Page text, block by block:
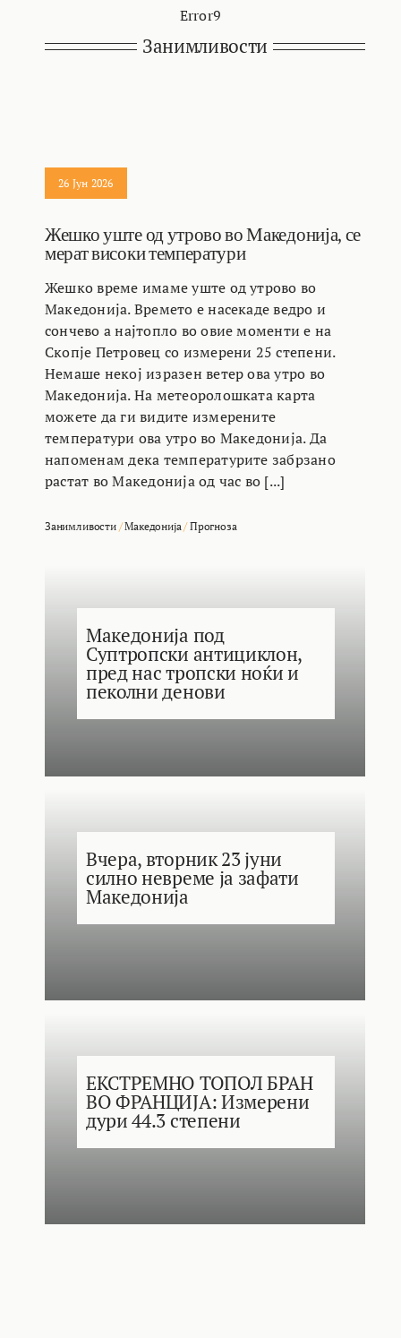
Error9
Занимливости
26 Јун 2026
Жешко уште од утрово во Македонија, се
мерат високи температури
Жешко време имаме уште од утрово во
Македонија. Времето е насекаде ведро и
сончево а најтопло во овие моменти е на
Скопје Петровец со измерени 25 степени.
Немаше некој изразен ветер ова утро во
Македонија. На метеоролошката карта
можете да ги видите измерените
температури ова утро во Македонија. Да
напоменам дека температурите забрзано
растат во Македонија од час во [...]
Занимливости/Македонија/Прогноза
Македонија под
Суптропски антициклон,
пред нас тропски ноќи и
пеколни денови
Вчера, вторник 23 јуни
силно невреме ја зафати
Македонија
ЕКСТРЕМНО ТОПОЛ БРАН
ВО ФРАНЦИЈА: Измерени
дури 44.3 степени